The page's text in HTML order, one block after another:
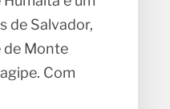
de Salvador,
de Monte
Com